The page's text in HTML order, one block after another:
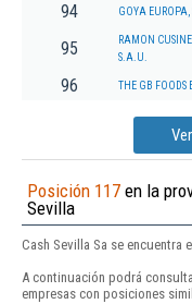
94 GOYA EUROPA,
95
RAMON CUSINE
S.A.U.
96 THE GB FOODS
Posición 117 en la
Sevilla
Cash Sevilla Sa se encuentra
A continuación podrá
empresas con posiciones